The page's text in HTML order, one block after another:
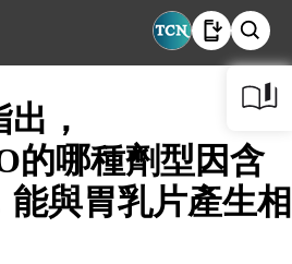
，
的哪種劑型因含
與胃乳片產生相